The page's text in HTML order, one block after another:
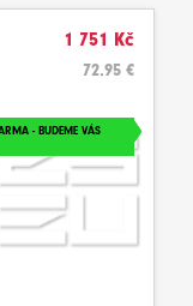
1 751 Kč
72.95 €
- BUDEME VÁS